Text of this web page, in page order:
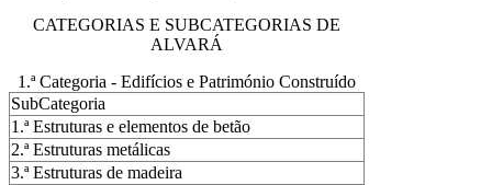
CATEGORIAS E SUBCATEGORIAS DE
ALVARÁ
1.ª Categoria - Edifícios e Património Construído
SubCategoria
1.ª Estruturas e elementos de betão
2.ª Estruturas metálicas
3.ª Estruturas de madeira